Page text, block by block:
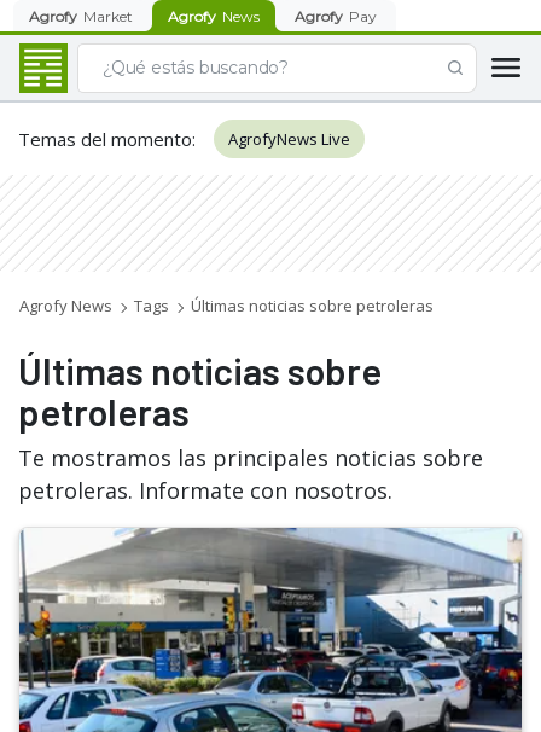
Agrofy Market Agrofy News Agrofy Pay
Temas del momento: AgrofyNews Live
Agrofy News Tags Últimas noticias sobre petroleras
Últimas noticias sobre
petroleras
Te mostramos las principales noticias sobre
petroleras. Informate con nosotros.